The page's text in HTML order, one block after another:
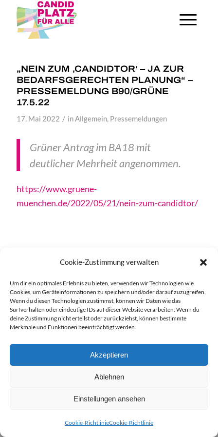
Cookie-Zustimmung verwalten
Um dir ein optimales Erlebnis zu bieten, verwenden wir Technologien wie
Cookies, um Geräteinformationen zu speichern und/oder darauf zuzugreifen.
Wenn du diesen Technologien zustimmst, können wir Daten wie das
Surfverhalten oder eindeutige IDs auf dieser Website verarbeiten. Wenn du
deine Zustimmung nicht erteilst oder zurückziehst, können bestimmte
Merkmale und Funktionen beeinträchtigt werden.
Akzeptieren
Ablehnen
Einstellungen ansehen
Cookie-RichtlinieCookie-Richtlinie
„NEIN ZUM ‚CANDIDTOR‘ – JA ZUR
BEDARFSGERECHTEN PLANUNG“ –
PRESSEMELDUNG B90/GRÜNE
17.5.22
17. Mai 2022 / inAllgemein, Pressemeldungen
Grüner Antrag im BA18 mit
deutlicher Mehrheit angenommen.
https://www.gruene-
muenchen.de/2022/05/21/nein-zum-candidtor/
© Copyright - Candidplatz für alle